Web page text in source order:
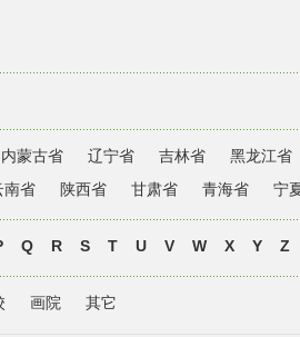
内蒙古省 辽宁省 吉林省 黑龙江省
南省 陕西省 甘肃省 青海省 宁
Q R S T U V W X Y Z
画院 其它